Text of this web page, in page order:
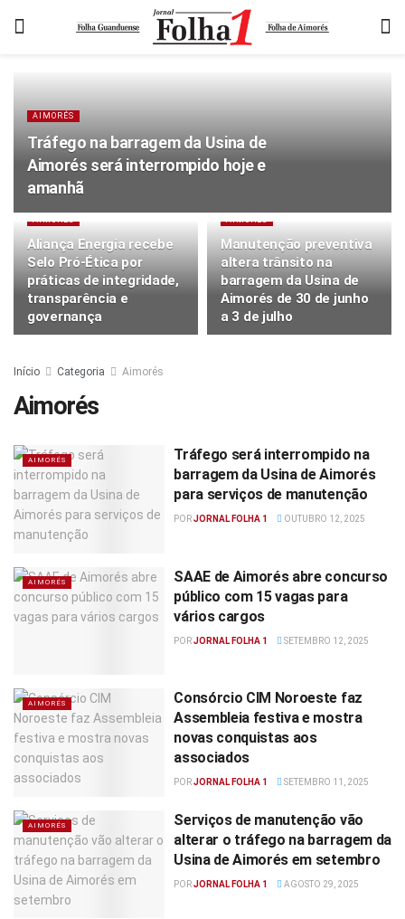
AIMORÉS
Tráfego na barragem da Usina de
Aimorés será interrompido hoje e
amanhã
AIMORÉS
Aliança Energia recebe
Selo Pró-Ética por
práticas de integridade,
transparência e
governança
AIMORÉS
Manutenção preventiva
altera trânsito na
barragem da Usina de
Aimorés de 30 de junho
a 3 de julho
Início Categoria Aimorés
Aimorés
AIMORÉS
Tráfego será interrompido na
barragem da Usina de Aimorés
para serviços de manutenção
PORJORNAL FOLHA 1 OUTUBRO 12, 2025
AIMORÉS
SAAE de Aimorés abre concurso
público com 15 vagas para
vários cargos
PORJORNAL FOLHA 1 SETEMBRO 12, 2025
AIMORÉS
Consórcio CIM Noroeste faz
Assembleia festiva e mostra
novas conquistas aos
associados
PORJORNAL FOLHA 1 SETEMBRO 11, 2025
AIMORÉS
Serviços de manutenção vão
alterar o tráfego na barragem da
Usina de Aimorés em setembro
PORJORNAL FOLHA 1 AGOSTO 29, 2025